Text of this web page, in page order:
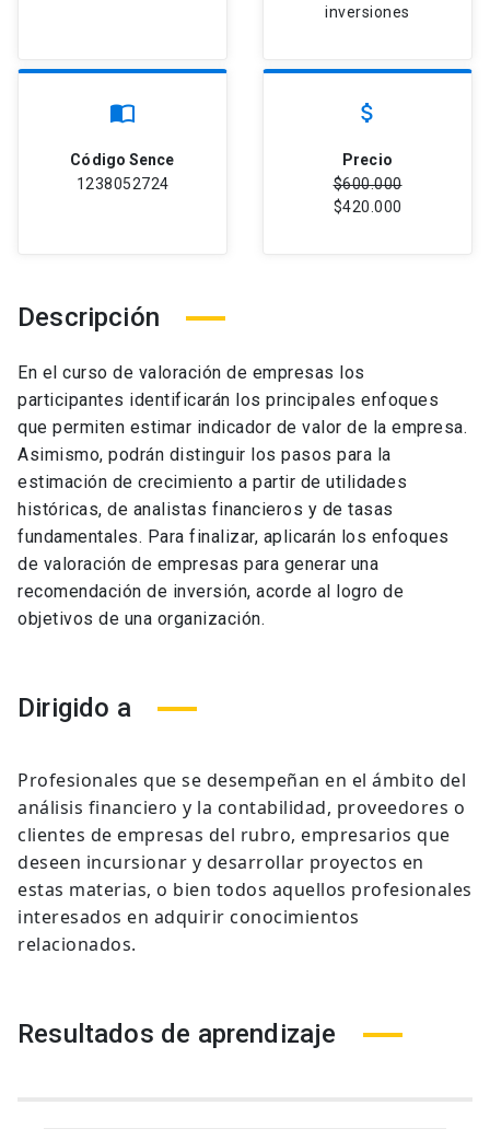
inversiones
import_contacts
Código Sence
1238052724
attach_money
Precio
$600.000
$420.000
Descripción
En el curso de valoración de empresas los
participantes identificarán los principales enfoques
que permiten estimar indicador de valor de la empresa.
Asimismo, podrán distinguir los pasos para la
estimación de crecimiento a partir de utilidades
históricas, de analistas financieros y de tasas
fundamentales. Para finalizar, aplicarán los enfoques
de valoración de empresas para generar una
recomendación de inversión, acorde al logro de
objetivos de una organización.
Dirigido a
Profesionales que se desempeñan en el ámbito del
análisis financiero y la contabilidad, proveedores o
clientes de empresas del rubro, empresarios que
deseen incursionar y desarrollar proyectos en
estas materias, o bien todos aquellos profesionales
interesados en adquirir conocimientos
relacionados.
Resultados de aprendizaje